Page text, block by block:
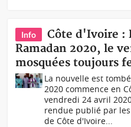
Info
Côte d'Ivoire :
Ramadan 2020, le
mosquées toujours
La nouvelle est
2020 commence en
vendredi 24 avril
rendue publié par
de Côte d'Ivoire...